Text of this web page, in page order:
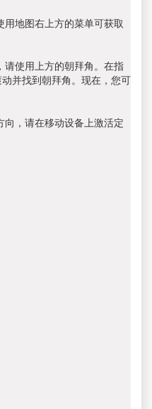
地图右上方的菜单可获取
使用上方的朝拜角。在指
并找到朝拜角。现在，您可
，请在移动设备上激活定